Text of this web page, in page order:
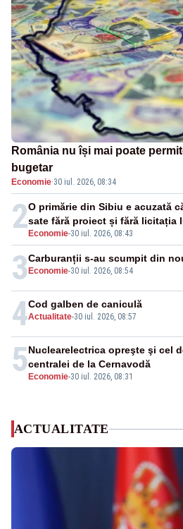
România nu își mai poate
bugetar
Economie·30 iul. 2026, 08:34
2 Economie-30 iul. 2026, 08:43
O primărie din Sibiu e acuzată
sate fără proiect și fără licitația
3 Economie-30 iul. 2026, 08:54
Carburanții s-au scumpit din
4Actualitate-30 iul. 2026, 08:57
Cod galben de caniculă
5 Economie-30 iul. 2026, 08:31
Nuclearelectrica opreşte şi cel
centralei de la Cernavodă
ACTUALITATE